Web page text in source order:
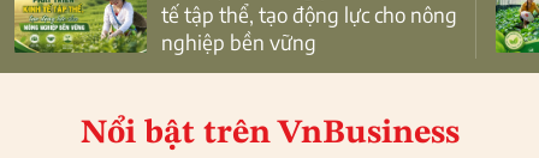
tế tập thể, tạo động lực cho nông
nghiệp bền vững
Nổi bật trên VnBusiness